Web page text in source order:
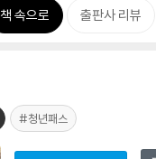
책 속으로 출판사 리뷰
#청년패스